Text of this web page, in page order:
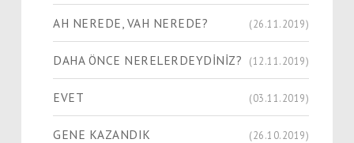
AH NEREDE, VAH NEREDE? (26.11.2019)
DAHA ÖNCE NERELERDEYDİNİZ? (12.11.2019)
EVET (03.11.2019)
GENE KAZANDIK (26.10.2019)